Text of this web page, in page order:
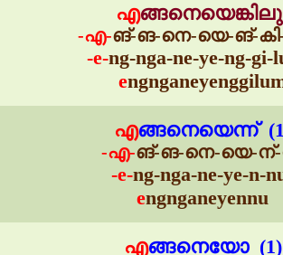
എ
-എ-ങ്-ങ-നെ-യെ-ങ്-
-e-ng-nga-ne-ye-ng-gi-
e
എങ്ങനെയെന്ന്
-എ-ങ്-ങ-നെ-യെ-
-e-ng-nga-ne-ye-n-
engnganeyennu
എങ്ങനെയോ (1)